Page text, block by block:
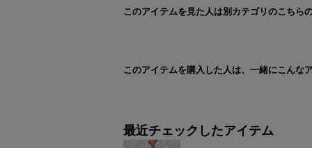
このアイテムを見た人は別カテゴリのこちら
このアイテムを購入した人は、一緒にこんな
最近チェックしたアイテム